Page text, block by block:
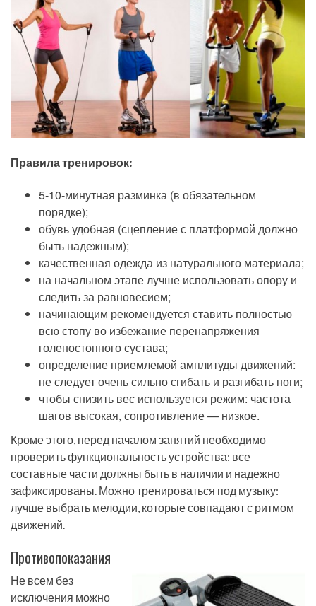
Правила тренировок:
5-10-минутная разминка (в обязательном
порядке);
обувь удобная (сцепление с платформой должно
быть надежным);
качественная одежда из натурального материала;
на начальном этапе лучше использовать опору и
следить за равновесием;
начинающим рекомендуется ставить полностью
всю стопу во избежание перенапряжения
голеностопного сустава;
определение приемлемой амплитуды движений:
не следует очень сильно сгибать и разгибать ноги;
чтобы снизить вес используется режим: частота
шагов высокая, сопротивление — низкое.
Кроме этого, перед началом занятий необходимо
проверить функциональность устройства: все
составные части должны быть в наличии и надежно
зафиксированы. Можно тренироваться под музыку:
лучше выбрать мелодии, которые совпадают с ритмом
движений.
Противопоказания
Не всем без
исключения можно